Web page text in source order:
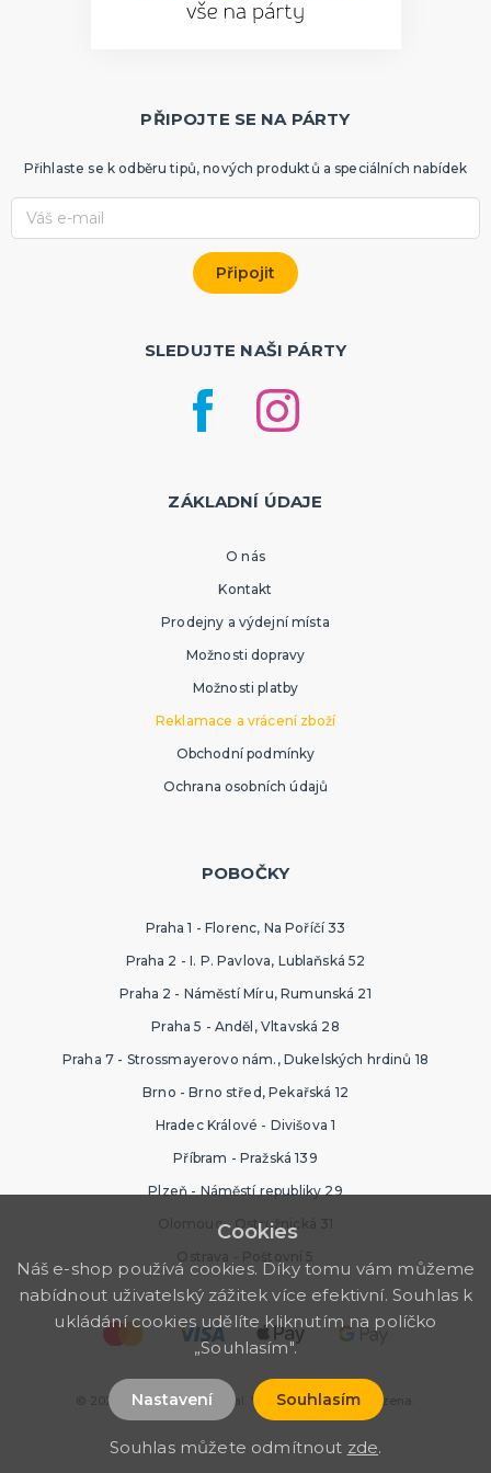
PŘIPOJTE SE NA PÁRTY
Přihlaste se k odběru tipů, nových produktů a speciálních nabídek
SLEDUJTE NAŠI PÁRTY
ZÁKLADNÍ ÚDAJE
O nás
Kontakt
Prodejny a výdejní místa
Možnosti dopravy
Možnosti platby
Reklamace a vrácení zboží
Obchodní podmínky
Ochrana osobních údajů
POBOČKY
Praha 1 - Florenc, Na Poříčí 33
Praha 2 - I. P. Pavlova, Lublaňská 52
Praha 2 - Náměstí Míru, Rumunská 21
Praha 5 - Anděl, Vltavská 28
Praha 7 - Strossmayerovo nám., Dukelských hrdinů 18
Brno - Brno střed, Pekařská 12
Hradec Králové - Divišova 1
Příbram - Pražská 139
Plzeň - Náměstí republiky 29
Olomouc - Ostružnická 31
Ostrava - Poštovní 5
© 2026 Ptákoviny Karneval. Všechna práva vyhrazena.
Cookies
Náš e-shop používá cookies. Díky tomu vám můžeme
nabídnout uživatelský zážitek více efektivní. Souhlas k
ukládání cookies udělíte kliknutím na políčko
„Souhlasím".
Nastavení Souhlasím
Souhlas můžete odmítnout zde.